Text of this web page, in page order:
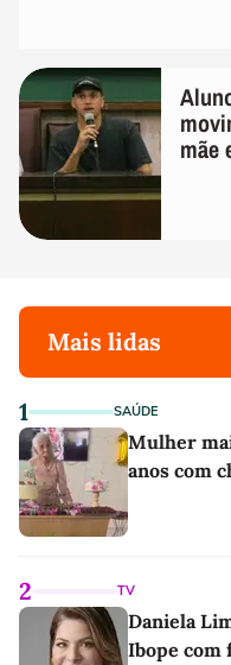
mãe
Mais lidas
1 SAÚDE
Mulher
anos com
2 TV
Daniela
Ibope com